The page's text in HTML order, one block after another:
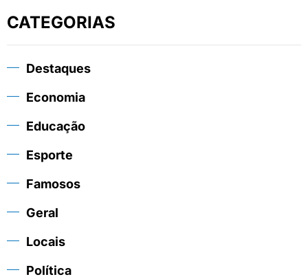
CATEGORIAS
Destaques
Economia
Educação
Esporte
Famosos
Geral
Locais
Política